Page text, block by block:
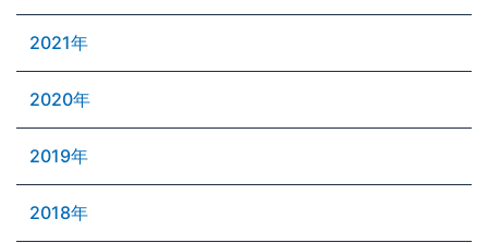
2021年
2020年
2019年
2018年